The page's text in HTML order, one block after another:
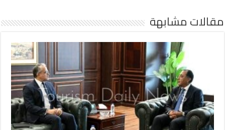
مقالات مشابهة